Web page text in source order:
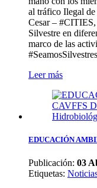
al tráfico Ilegal de
Cesar –
Silvestre en
marco de las
Leer más
EDUCACIÓN
Publicación: 03
Etiquetas: